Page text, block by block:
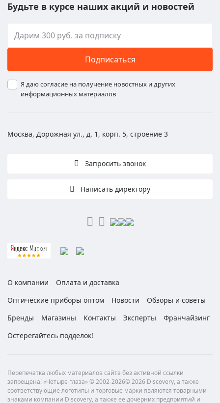
Будьте в курсе наших акций и новостей
Подписаться
Я даю согласие на получение новостных и других
информационных материалов
Москва, Дорожная ул., д. 1, корп. 5, строение 3
Запросить звонок
Написать директору
О компании
Оплата и доставка
Оптические приборы оптом
Новости
Обзоры и советы
Бренды
Магазины Контакты Эксперты
Франчайзинг
Остерегайтесь подделок!
Перепечатка любых материалов сайта без активной ссылки
запрещена! «Четыре глаза» © 2002-2026© 2026 Discovery, а также
соответствующие логотипы и торговые марки являются товарными
знаками компании Discovery, а также ее дочерних предприятий и